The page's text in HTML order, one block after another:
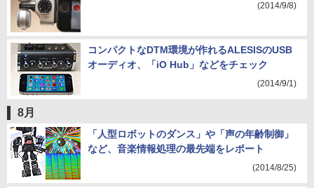
(2014/9/8)
コンパクトなDTM環境が作れるALESISのUSB
オーディオ、「iO Hub」などをチェック
(2014/9/1)
8月
「人型ロボットのダンス」や「声の年齢制御」
など、音楽情報処理の最先端をレポート
(2014/8/25)